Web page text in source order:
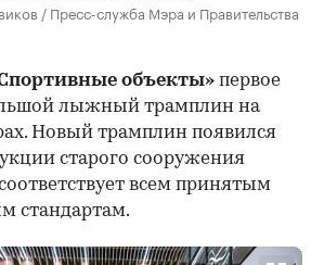
/ Пресс-служба Мэра и Правительства
объекты» первое
лыжный трамплин на
Новый трамплин появился
старого сооружения
всем принятым
стандартам.